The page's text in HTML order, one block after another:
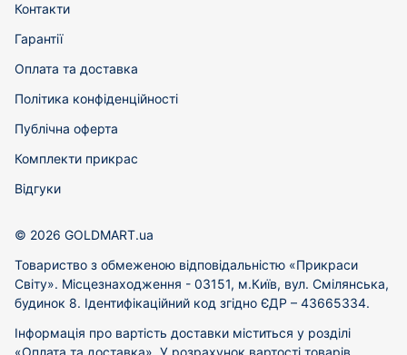
Контакти
Гарантії
Оплата та доставка
Політика конфіденційності
Публічна оферта
Комплекти прикрас
Відгуки
© 2026 GOLDMART.ua
Товариство з обмеженою відповідальністю «Прикраси
Світу». Місцезнаходження - 03151, м.Київ, вул. Смілянська,
будинок 8. Ідентифікаційний код згідно ЄДР – 43665334.
Інформація про вартість доставки міститься у розділі
«Оплата та доставка». У розрахунок вартості товарів